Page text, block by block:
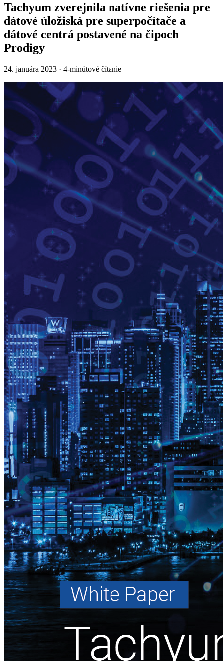
Tachyum zverejnila natívne riešenia pre
dátové úložiská pre superpočítače a
dátové centrá postavené na čipoch
Prodigy
24. januára 2023 · 4-minútové čítanie